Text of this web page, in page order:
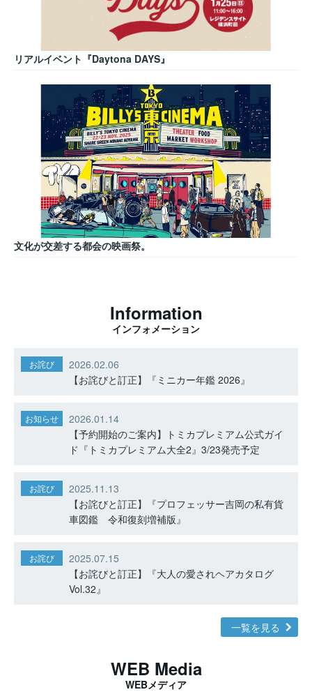
リアルイベント『Daytona DAYS』
文化が交差する都会の映画祭。
Information
インフォメーション
お詫び
2026.02.06
【お詫びと訂正】『ミニカー年鑑 2026』
お知らせ
2026.01.14
【予約開始のご案内】トミカプレミアム公式ガイ
ド『トミカプレミアム大全2』3/23発売予定
お詫び
2025.11.13
【お詫びと訂正】『プロフェッサー吉岡の私有貨
車図鑑 令和復刻増補版』
お詫び
2025.07.15
【お詫びと訂正】『大人の愛されヘアカタログ
Vol.32』
一覧を見る
WEB Media
WEBメディア